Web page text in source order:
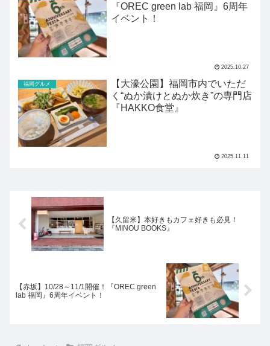
『OREC green lab 福岡』6周年
イベント！
2025.10.27
福岡グルメ
【大濠公園】福岡市内でいただ
く“ぬか漬けとぬか炊き”の専門店
『HAKKO食堂』
2025.11.11
【久留米】本好きもカフェ好きも必見！
『MINOU BOOKS』
【赤坂】10/28～11/1開催！『OREC green
lab 福岡』6周年イベント！